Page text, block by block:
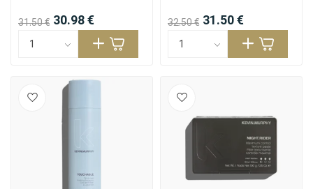
31.50 € 30.98 € 32.50 € 31.50 €